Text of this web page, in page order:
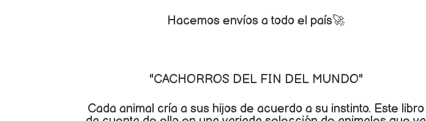
Hacemos envíos a todo el país🚀
"CACHORROS DEL FIN DEL MUNDO"
Cada animal cría a sus hijos de acuerdo a su instinto. Este libro